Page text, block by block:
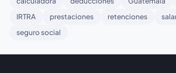
IRTRA
prestaciones retenciones
seguro social